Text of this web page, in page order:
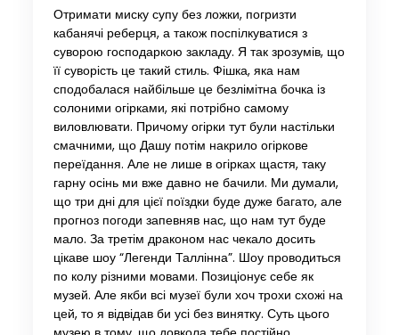
Отримати миску супу без ложки, погризти
кабанячі реберця, а також поспілкуватися з
суворою господаркою закладу. Я так зрозумів, що
її суворість це такий стиль. Фішка, яка нам
сподобалася найбільше це безлімітна бочка із
солоними огірками, які потрібно самому
виловлювати. Причому огірки тут були настільки
смачними, що Дашу потім накрило огіркове
переїдання. Але не лише в огірках щастя, таку
гарну осінь ми вже давно не бачили. Ми думали,
що три дні для цієї поїздки буде дуже багато, але
прогноз погоди запевняв нас, що нам тут буде
мало. За третім драконом нас чекало досить
цікаве шоу “Легенди Таллінна”. Шоу проводиться
по колу різними мовами. Позиціонує себе як
музей. Але якби всі музеї були хоч трохи схожі на
цей, то я відвідав би усі без винятку. Суть цього